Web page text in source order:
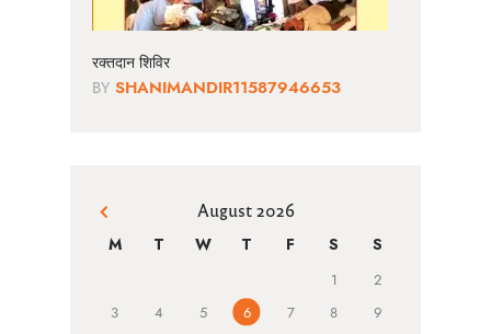
रक्तदान शिविर
BY SHANIMANDIR11587946653
August 2026
M T W T F S S
1
2
3
4 5 6 7 8
9
« Jun